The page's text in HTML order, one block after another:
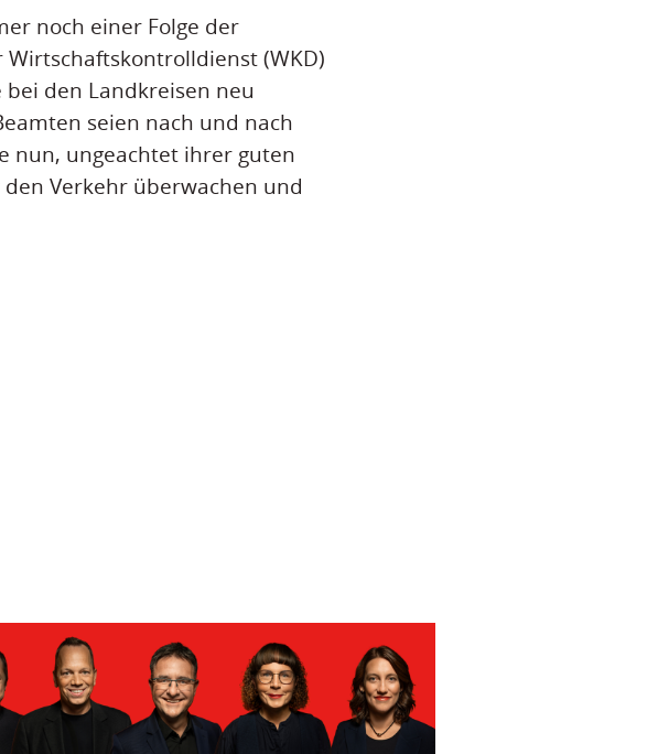
noch einer Folge der
(WKD)
den Landkreisen neu
seien nach und nach
nun, ungeachtet ihrer guten
Verkehr überwachen und